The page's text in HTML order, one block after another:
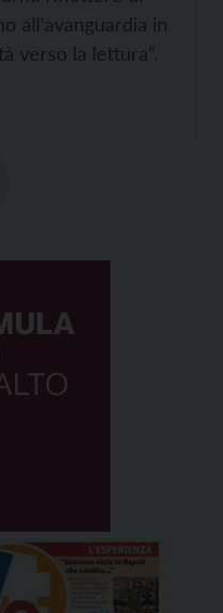
all’avanguardia in
verso la lettura”.